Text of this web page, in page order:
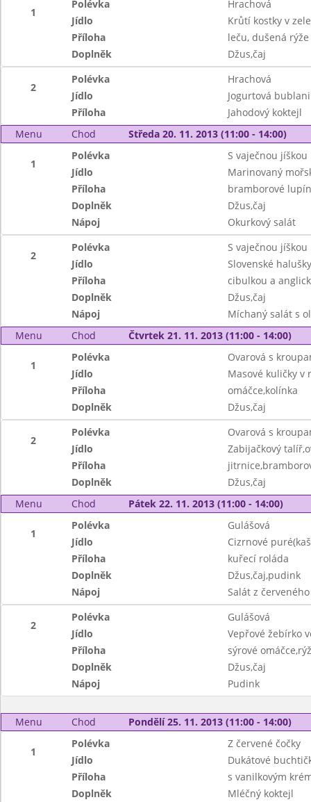
1
Polévka
Hrachová
Jídlo
Krůtí kostky v
Příloha
leču, dušená rýže
Doplněk
Džus,čaj
2
Polévka
Hrachová
Jídlo
Jogurtová
Příloha
Jahodový koktejl
Menu
Chod Středa 20. 11. 2013 (11:00 - 14:00)
1
Polévka
S vaječnou jíškou
Jídlo
Marinovaný
Příloha
bramborové
Doplněk
Džus,čaj
Nápoj
Okurkový salát
2
Polévka
S vaječnou jíškou
Jídlo
Slovenské
Příloha
cibulkou a
Doplněk
Džus,čaj
Nápoj
Míchaný salát s
Menu
Chod Čtvrtek 21. 11. 2013 (11:00 - 14:00)
1
Polévka
Ovarová s
Jídlo
Masové kuličky v
Příloha
omáčce,kolínka
Doplněk
Džus,čaj
2
Polévka
Ovarová s
Jídlo
Zabijačkový
Příloha
Doplněk
Džus,čaj
Menu
Chod Pátek 22. 11. 2013 (11:00 - 14:00)
1
Polévka
Gulášová
Jídlo
Cizrnové
Příloha
kuřecí roláda
Doplněk
Džus,čaj,pudink
Nápoj
Salát z
2
Polévka
Gulášová
Jídlo
Vepřové žebírko
Příloha
sýrové
Doplněk
Džus,čaj
Nápoj
Pudink
Menu Chod Pondělí 25. 11. 2013 (11:00 - 14:00)
1
Polévka
Z červené čočky
Jídlo
Dukátové
Příloha
s vanilkovým
Doplněk
Mléčný koktejl